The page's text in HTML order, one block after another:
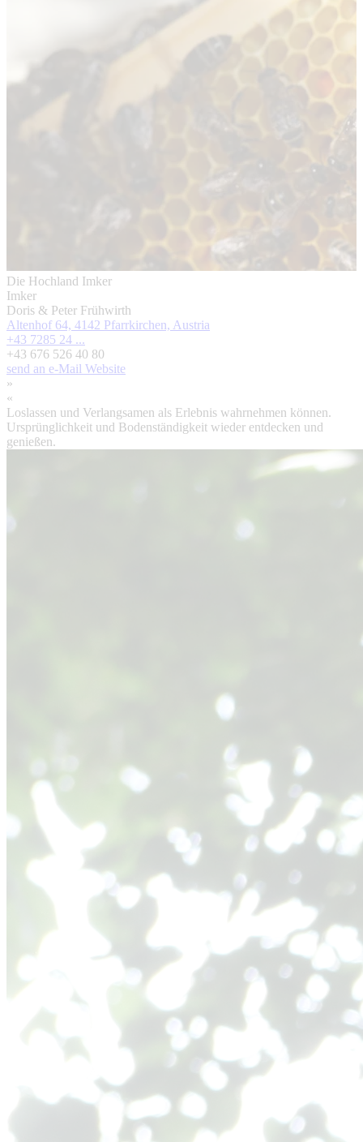
Die Hochland Imker
Imker
Doris & Peter Frühwirth
Altenhof 64, 4142 Pfarrkirchen, Austria
+43 7285 24 ...
+43 676 526 40 80
send an e-Mail Website
»
«
Loslassen und Verlangsamen als Erlebnis wahrnehmen können.
Ursprünglichkeit und Bodenständigkeit wieder entdecken und
genießen.